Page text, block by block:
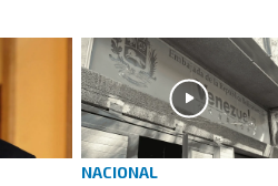
NACIONAL